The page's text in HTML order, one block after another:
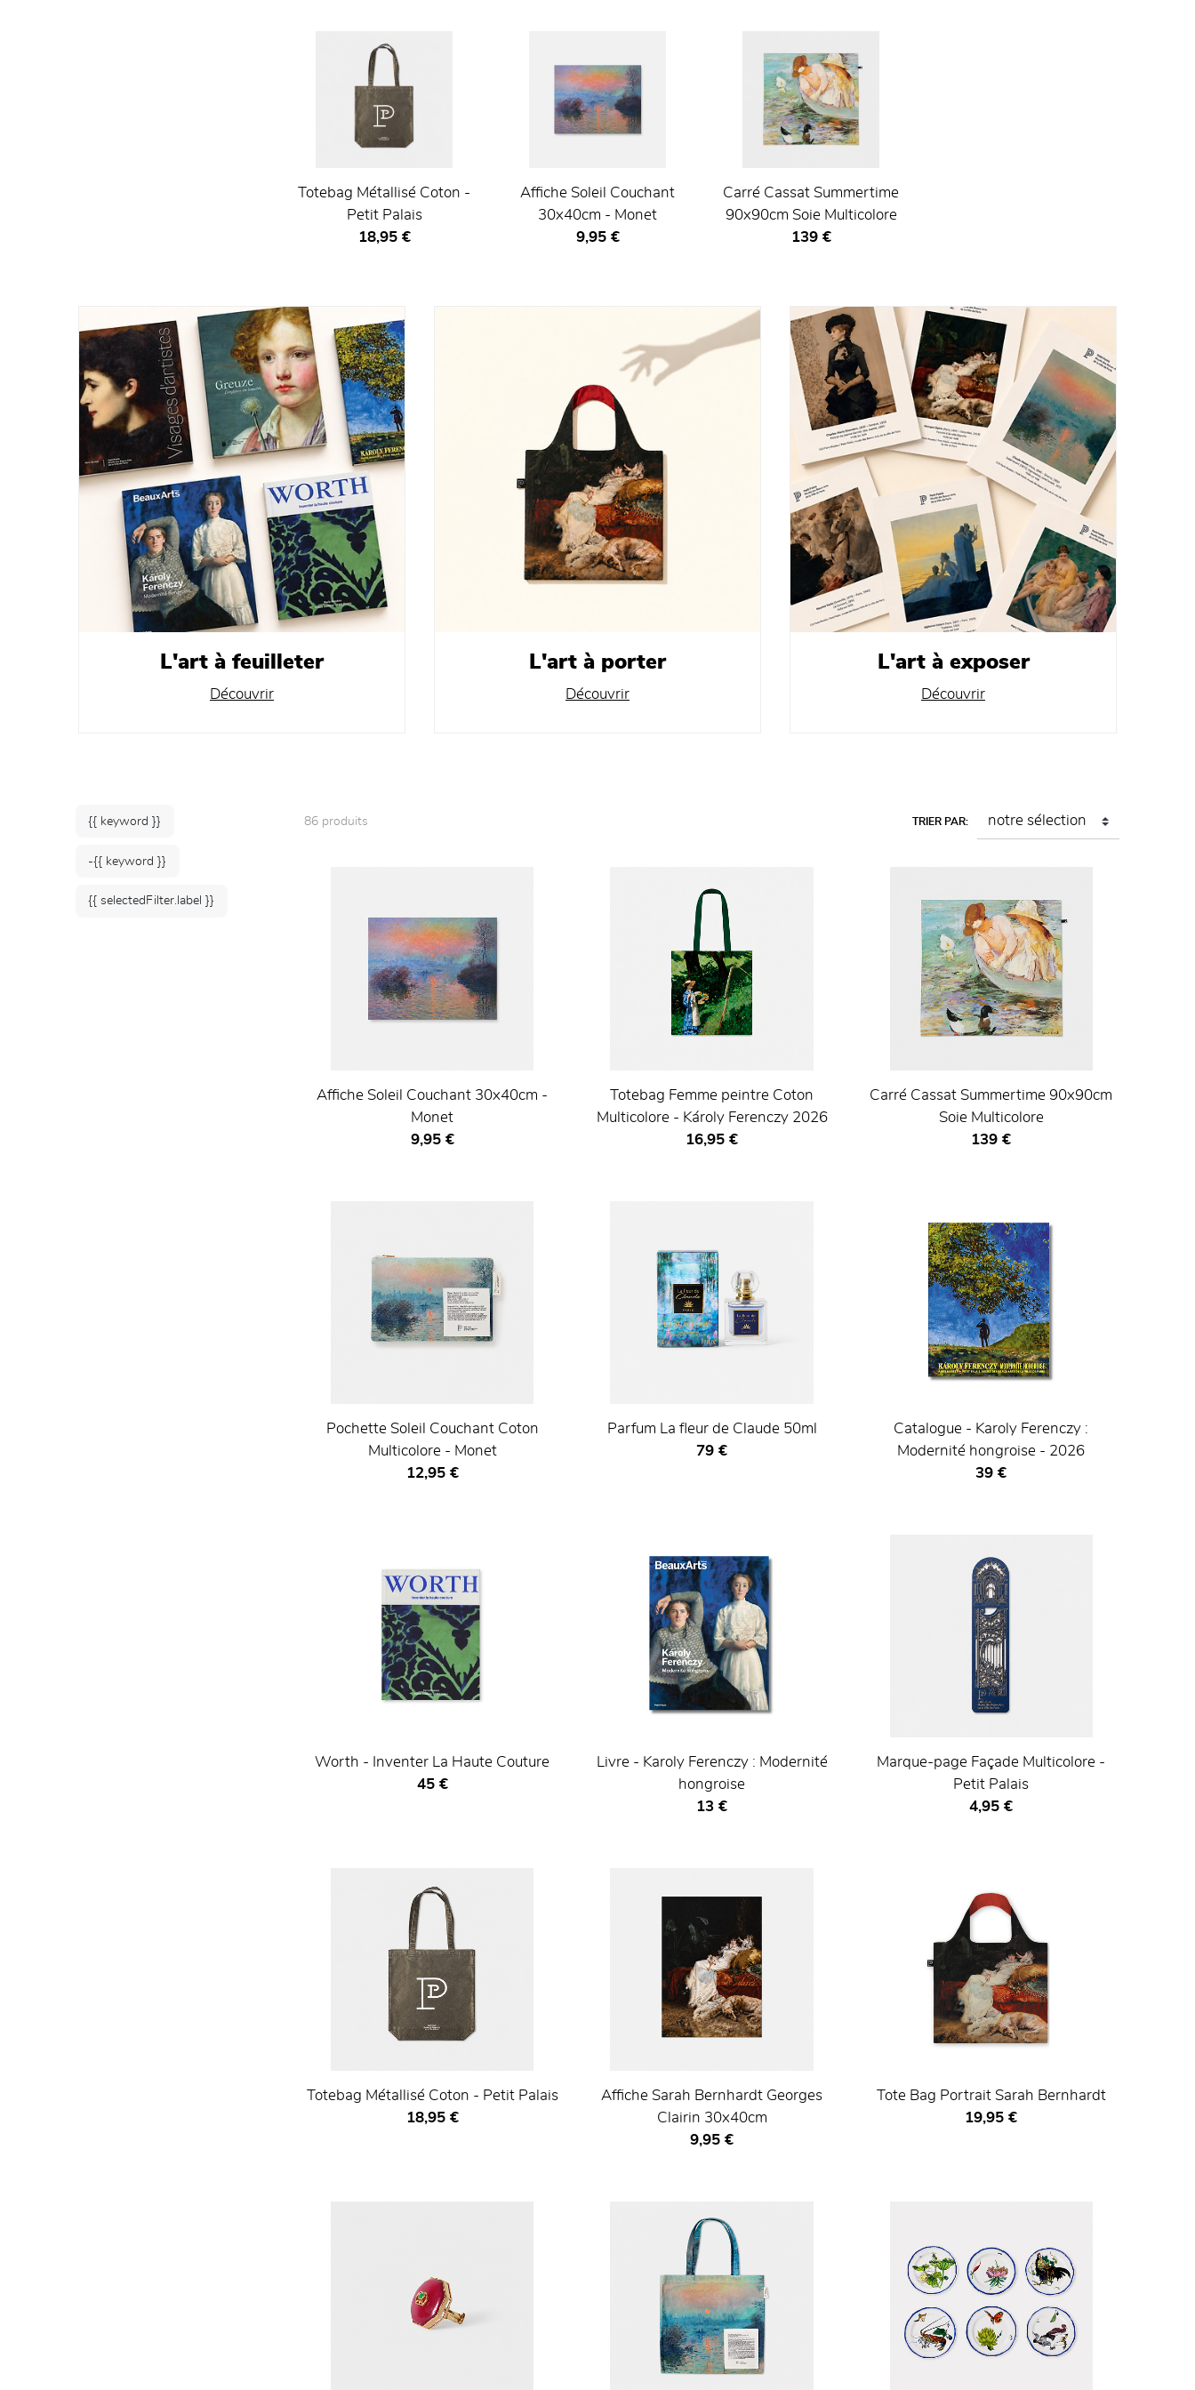
Totebag Métallisé Coton -
Petit Palais
Prix ​​actuel
18,95 €
Affiche Soleil Couchant
30x40cm - Monet
Prix ​​actuel
9,95 €
Carré Cassat Summertime
90x90cm Soie Multicolore
Prix ​​actuel
139 €
L'art à feuilleter
Découvrir
L'art à porter
Découvrir
L'art à exposer
Découvrir
{{ keyword }}
-{{ keyword }}
{{ selectedFilter.label }}
86 produits TRIER PAR:
Affiche Soleil Couchant 30x40cm -
Monet
Prix ​​actuel
9,95 €
Totebag Femme peintre Coton
Multicolore - Károly Ferenczy 2026
Prix ​​actuel
16,95 €
Carré Cassat Summertime 90x90cm
Soie Multicolore
Prix ​​actuel
139 €
Pochette Soleil Couchant Coton
Multicolore - Monet
Prix ​​actuel
12,95 €
Parfum La fleur de Claude 50ml
Prix ​​actuel
79 €
Catalogue - Karoly Ferenczy :
Modernité hongroise - 2026
Prix ​​actuel
39 €
Worth - Inventer La Haute Couture
Prix ​​actuel
45 €
Livre - Karoly Ferenczy : Modernité
hongroise
Prix ​​actuel
13 €
Marque-page Façade Multicolore -
Petit Palais
Prix ​​actuel
4,95 €
Totebag Métallisé Coton - Petit Palais
Prix ​​actuel
18,95 €
Affiche Sarah Bernhardt Georges
Clairin 30x40cm
Prix ​​actuel
9,95 €
Tote Bag Portrait Sarah Bernhardt
Prix ​​actuel
19,95 €